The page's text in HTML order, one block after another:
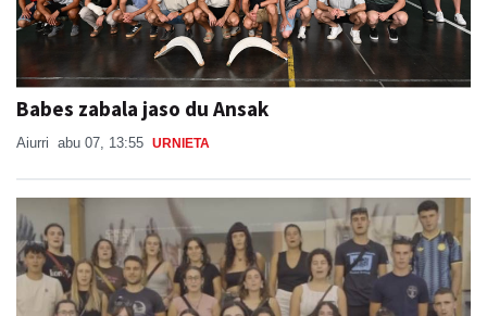
Babes zabala jaso du Ansak
Aiurri abu 07, 13:55 URNIETA